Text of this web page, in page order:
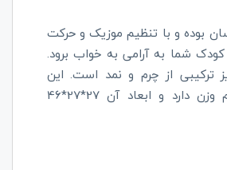
بوده و با تنظیم موزیک و حرکت
شما به آرامی به خواب برود.
ترکیبی از چرم و نمد است. این
محصول 290 گرم وزن دارد و ابعاد آن 27*27*46